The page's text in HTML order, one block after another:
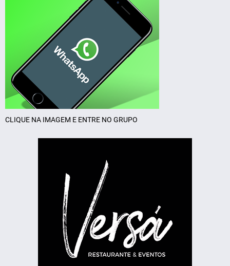
CLIQUE NA IMAGEM E ENTRE NO GRUPO